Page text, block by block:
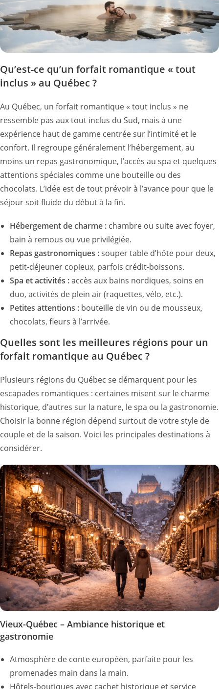
Qu’est-ce qu’un forfait romantique « tout
inclus » au Québec ?
Au Québec, un forfait romantique « tout inclus » ne
ressemble pas aux tout inclus du Sud, mais à une
expérience haut de gamme centrée sur l’intimité et le
confort. Il regroupe généralement l’hébergement, au
moins un repas gastronomique, l’accès au spa et quelques
attentions spéciales comme une bouteille ou des
chocolats. L’idée est de tout prévoir à l’avance pour que le
séjour soit fluide du début à la fin.
Hébergement de charme : chambre ou suite avec foyer,
bain à remous ou vue privilégiée.
Repas gastronomiques :souper table d’hôte pour deux,
petit-déjeuner copieux, parfois crédit-boissons.
Spa et activités :accès aux bains nordiques, soins en
duo, activités de plein air (raquettes, vélo, etc.).
Petites attentions : bouteille de vin ou de mousseux,
chocolats, fleurs à l’arrivée.
Quelles sont les meilleures régions pour un
forfait romantique au Québec ?
Plusieurs régions du Québec se démarquent pour les
escapades romantiques : certaines misent sur le charme
historique, d’autres sur la nature, le spa ou la gastronomie.
Choisir la bonne région dépend surtout de votre style de
couple et de la saison. Voici les principales destinations à
considérer.
Vieux-Québec – Ambiance historique et
gastronomie
Atmosphère de conte européen, parfaite pour les
promenades main dans la main.
Hôtels-boutiques avec cachet historique et service